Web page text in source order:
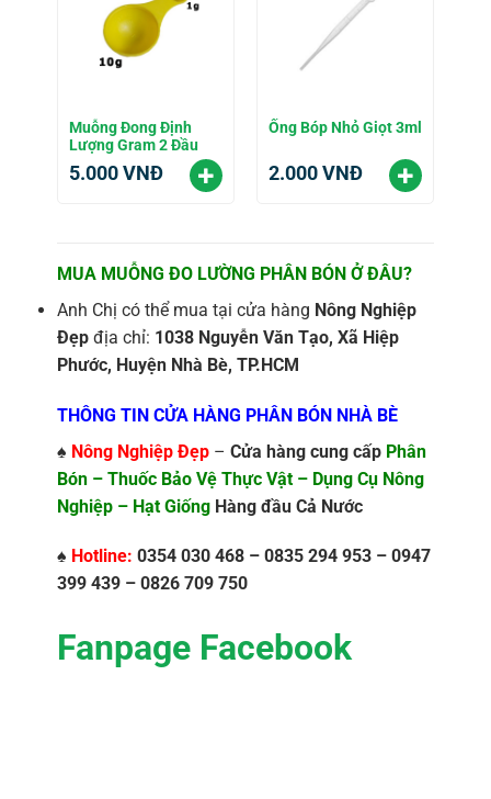
Muỗng Đong Định
Lượng Gram 2 Đầu
5.000VNĐ
Ống Bóp Nhỏ Giọt 3ml
2.000VNĐ
MUA MUỖNG ĐO LƯỜNG PHÂN BÓN Ở ĐÂU?
Anh Chị có thể mua tại cửa hàng Nông Nghiệp
Đẹpđịa chỉ: 1038 Nguyễn Văn Tạo, Xã Hiệp
Phước, Huyện Nhà Bè, TP.HCM
THÔNG TIN CỬA HÀNG PHÂN BÓN NHÀ BÈ
♠ Nông Nghiệp Đẹp– Cửa hàng cung cấp Phân
Bón – Thuốc Bảo Vệ Thực Vật – Dụng Cụ Nông
Nghiệp – Hạt GiốngHàng đầu Cả Nước
♠ Hotline: 0354 030 468 – 0835 294 953 – 0947
399 439 – 0826 709 750
Fanpage Facebook